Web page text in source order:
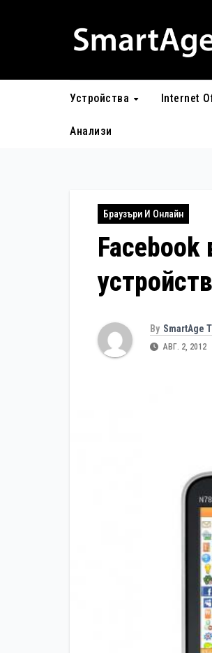
Устройства Internet
Анализи
Браузъри И Онлайн
By SmartAge
АВГ. 2, 2012